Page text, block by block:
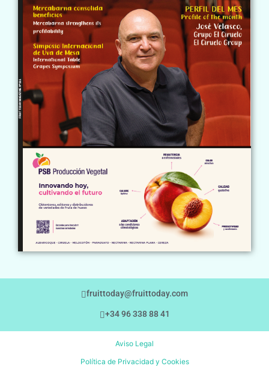
fruittoday@fruittoday.com
+34 96 338 88 41
Aviso Legal
Política de Privacidad y Cookies